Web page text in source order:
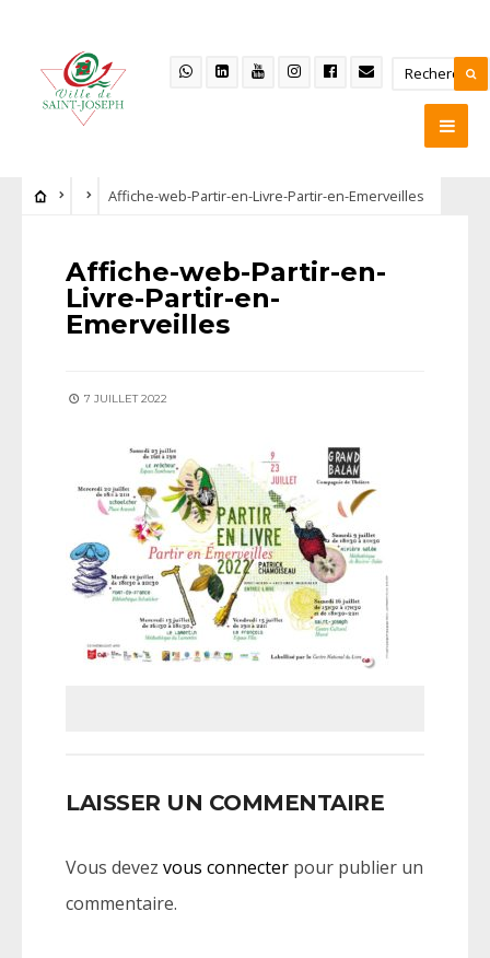
Affiche-web-Partir-en-Livre-Partir-en-Emerveilles
Affiche-web-Partir-en-
Livre-Partir-en-
Emerveilles
7 JUILLET 2022
LAISSER UN COMMENTAIRE
Vous devez vous connecter pour publier un
commentaire.